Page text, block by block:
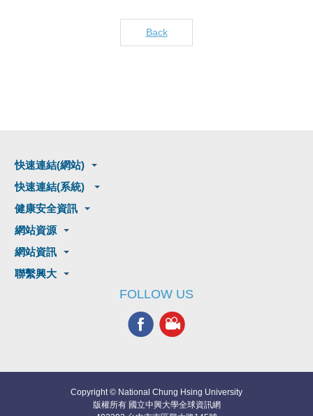
Back
快速連結(網站)
快速連結(系統)
健康安全資訊
網站資源
網站資訊
聯繫興大
FOLLOW US
Copyright © National Chung Hsing University
版權所有 國立中興大學全球資訊網